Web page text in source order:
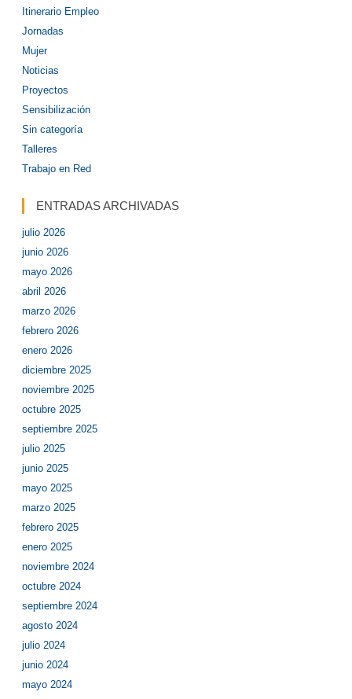
Itinerario Empleo
Jornadas
Mujer
Noticias
Proyectos
Sensibilización
Sin categoría
Talleres
Trabajo en Red
ENTRADAS ARCHIVADAS
julio 2026
junio 2026
mayo 2026
abril 2026
marzo 2026
febrero 2026
enero 2026
diciembre 2025
noviembre 2025
octubre 2025
septiembre 2025
julio 2025
junio 2025
mayo 2025
marzo 2025
febrero 2025
enero 2025
noviembre 2024
octubre 2024
septiembre 2024
agosto 2024
julio 2024
junio 2024
mayo 2024